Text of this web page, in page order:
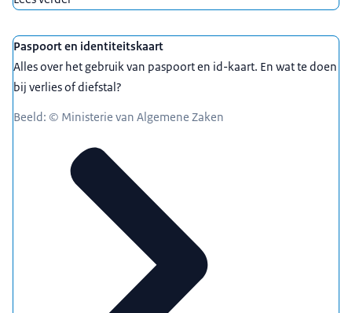
Paspoort en identiteitskaart
Alles over het gebruik van paspoort en id-kaart. En wat te doen
bij verlies of diefstal?
Beeld: © Ministerie van Algemene Zaken